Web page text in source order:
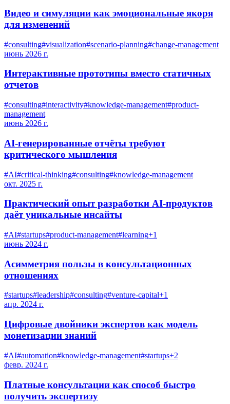
Видео и симуляции как эмоциональные якоря
для изменений
#consulting#visualization#scenario-planning#change-management
июнь 2026 г.
Интерактивные прототипы вместо статичных
отчетов
#consulting#interactivity#knowledge-management#product-
management
июнь 2026 г.
AI-генерированные отчёты требуют
критического мышления
#AI#critical-thinking#consulting#knowledge-management
окт. 2025 г.
Практический опыт разработки AI-продуктов
даёт уникальные инсайты
#AI#startups#product-management#learning+1
июнь 2024 г.
Асимметрия пользы в консультационных
отношениях
#startups#leadership#consulting#venture-capital+1
апр. 2024 г.
Цифровые двойники экспертов как модель
монетизации знаний
#AI#automation#knowledge-management#startups+2
февр. 2024 г.
Платные консультации как способ быстро
получить экспертизу